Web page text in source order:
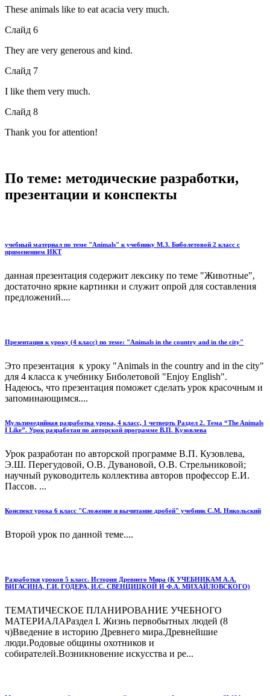
These animals like to eat acacia very much.
Слайд 6
They are very generous and kind.
Слайд 7
I like them very much.
Слайд 8
Thank you for attention!
По теме: методические разработки,
презентации и конспекты
учебный материал по теме "Animals" к учебнику М.З. Биболетовой 2 класс с
применением ИКТ
данная презентация содержит лексику по теме "Животные",
достаточно яркие картинки и служит опрой для составления
предложений....
Презентация к уроку (4 класс) по теме: "Animals in the country and in the city"
Это презентация к уроку "Animals in the country and in the city"
для 4 класса к учебнику Биболетовой "Enjoy English".
Надеюсь, что презентация поможет сделать урок красочным и
запоминающимся....
Мультимедийная разработка урока, 4 класс, 1 четверть Раздел 2. Тема “The Animals
I Like”. Урок разработан по авторской программе В.П. Кузовлева
Урок разработан по авторской программе В.П. Кузовлева,
Э.Ш. Перегудовой, О.В. Дувановой, О.В. Стрельниковой;
научный руководитель коллектива авторов профессор Е.И.
Пассов. ...
Конспект урока 6 класс "Сложение и вычитание дробей" учебник С.М. Никольский
Второй урок по данной теме....
Разработки уроков 5 класс. История Древнего Мира (К УЧЕБНИКАМ А.А.
ВИГАСИНА, Г.И. ГОДЕРА, И.С. СВЕНЦИЦКОЙ И Ф.А. МИХАЙЛОВСКОГО)
ТЕМАТИЧЕСКОЕ ПЛАНИРОВАНИЕ УЧЕБНОГО
МАТЕРИАЛАРаздел I. Жизнь первобытных людей (8
ч)Введение в историю Древнего мира.Древнейшие
люди.Родовые общины охотников и
собирателей.Возникновение искусства и ре...